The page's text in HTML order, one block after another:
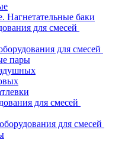
Нагнетательные баки
для смесей
для смесей
пары
для смесей
для смесей